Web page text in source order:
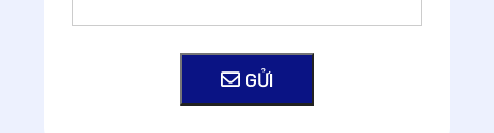
GỬI